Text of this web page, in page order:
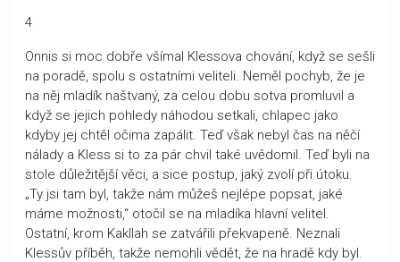
4
Onnis si moc dobře všímal Klessova chování, když se sešli
na poradě, spolu s ostatními veliteli. Neměl pochyb, že je
na něj mladík naštvaný, za celou dobu sotva promluvil a
když se jejich pohledy náhodou setkali, chlapec jako
kdyby jej chtěl očima zapálit. Teď však nebyl čas na něčí
nálady a Kless si to za pár chvil také uvědomil. Teď byli na
stole důležitější věci, a sice postup, jaký zvolí při útoku.
„Ty jsi tam byl, takže nám můžeš nejlépe popsat, jaké
máme možnosti,“ otočil se na mladíka hlavní velitel.
Ostatní, krom Kakllah se zatvářili překvapeně. Neznali
Klessův příběh, takže nemohli vědět, že na hradě kdy byl.